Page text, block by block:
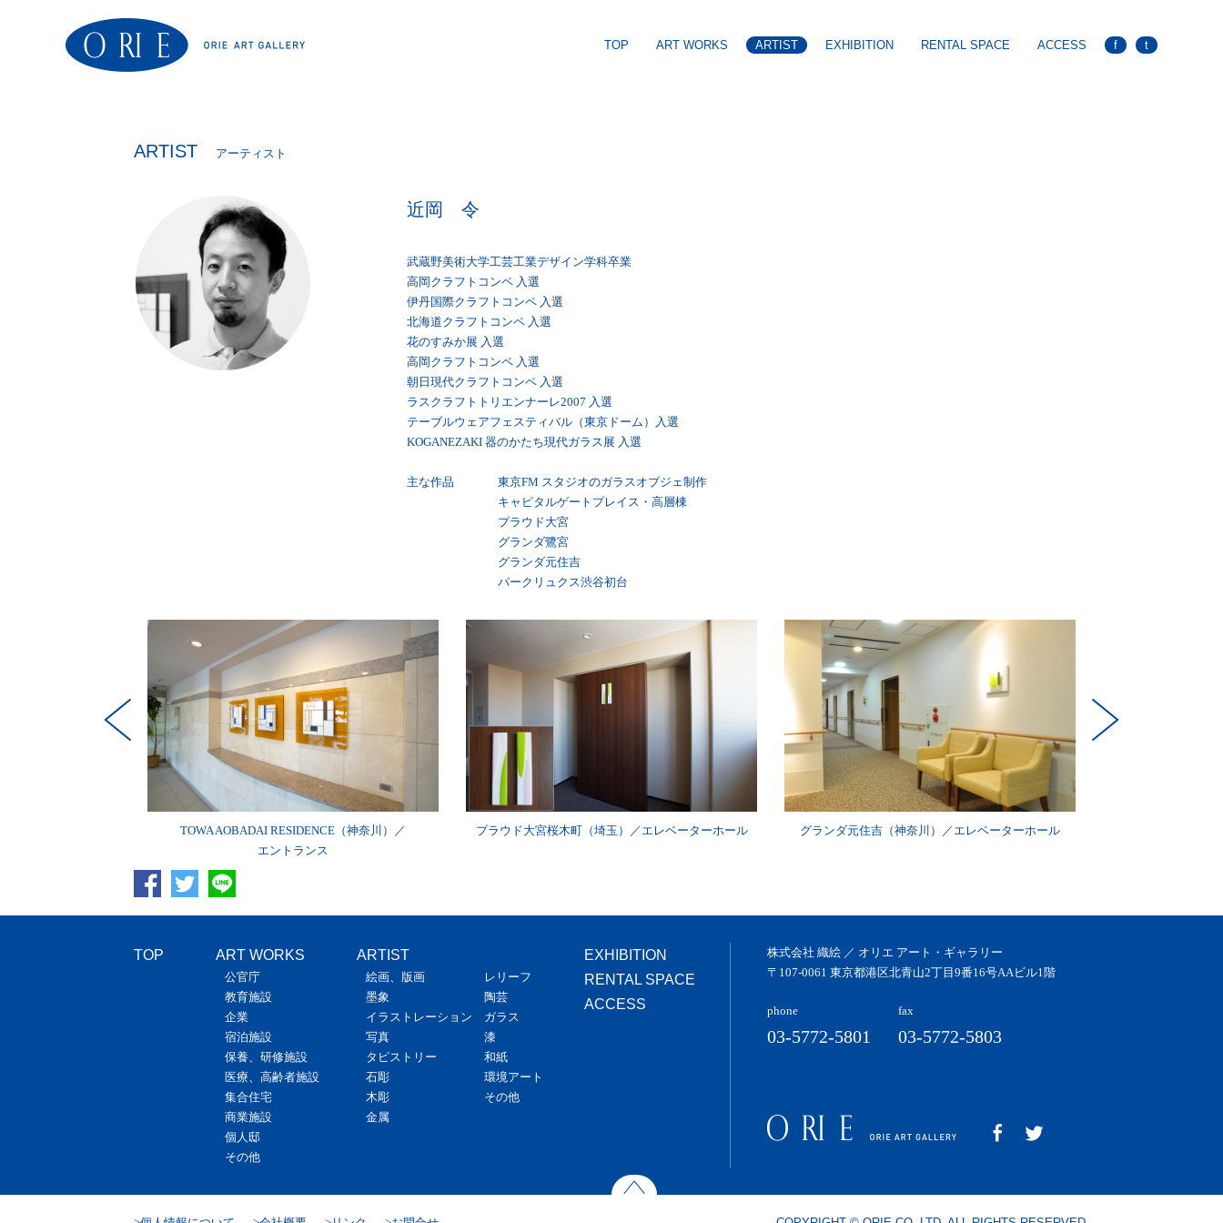
TOP ART WORKS ARTIST EXHIBITION RENTAL SPACE ACCESS f t
ARTIST アーティスト
近岡 令
武蔵野美術大学工芸工業デザイン学科卒業
高岡クラフトコンペ 入選
伊丹国際クラフトコンペ 入選
北海道クラフトコンペ 入選
花のすみか展 入選
高岡クラフトコンペ 入選
朝日現代クラフトコンペ 入選
ラスクラフトトリエンナーレ2007 入選
テーブルウェアフェスティバル（東京ドーム）入選
KOGANEZAKI 器のかたち現代ガラス展 入選
主な作品
東京FM スタジオのガラスオブジェ制作
キャピタルゲートプレイス・高層棟
プラウド大宮
グランダ鷺宮
グランダ元住吉
パークリュクス渋谷初台
TOWA AOBADAI RESIDENCE（神奈川）／
エントランス
プラウド大宮桜木町（埼玉）／エレベーターホール グランダ元住吉（神奈川）／エレベーターホール
TOP ART WORKS
公官庁
教育施設
企業
宿泊施設
保養、研修施設
医療、高齢者施設
集合住宅
商業施設
個人邸
その他
ARTIST
絵画、版画
墨象
イラストレーション
写真
タピストリー
石彫
木彫
金属
レリーフ
陶芸
ガラス
漆
和紙
環境アート
その他
EXHIBITION
RENTAL SPACE
ACCESS
株式会社 織絵 ／ オリエ アート・ギャラリー
〒107-0061 東京都港区北青山2丁目9番16号AAビル1階
phone
03-5772-5801
fax
03-5772-5803